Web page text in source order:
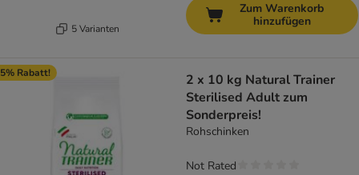
5 Varianten
Zum Warenkorb
hinzufügen
Rabatt!
2 x 10 kg Natural Trainer
Sterilised Adult zum
Sonderpreis!
Rohschinken
Not Rated